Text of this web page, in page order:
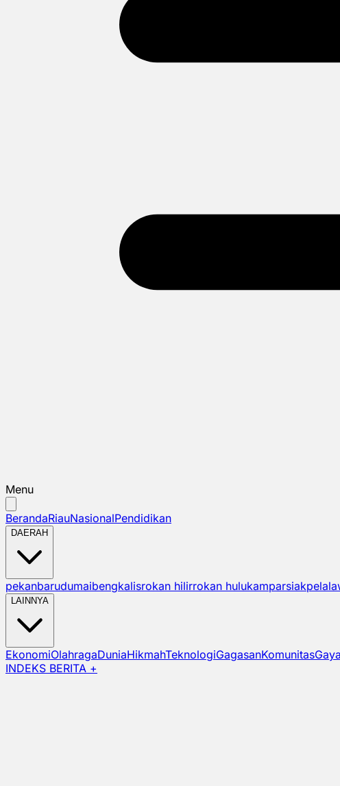
Menu
BerandaRiauNasionalPendidikan
DAERAH
pekanbarudumaibengkalisrokan hilirrokan hulukamparsiak
LAINNYA
EkonomiOlahragaDuniaHikmahTeknologiGagasanKomunitas
INDEKS BERITA +